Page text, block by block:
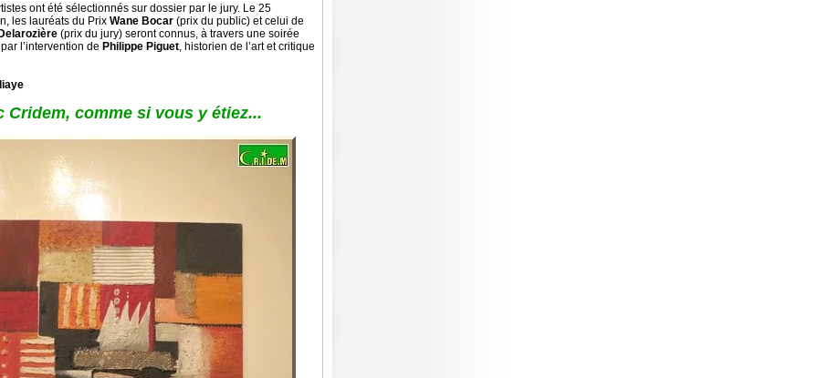
ont été sélectionnés sur dossier par le jury. Le 25
les lauréats du Prix Wane Bocar (prix du public) et celui de
(prix du jury) seront connus, à travers une soirée
l’intervention de Philippe Piguet, historien de l’art et critique
Cridem, comme si vous y étiez...